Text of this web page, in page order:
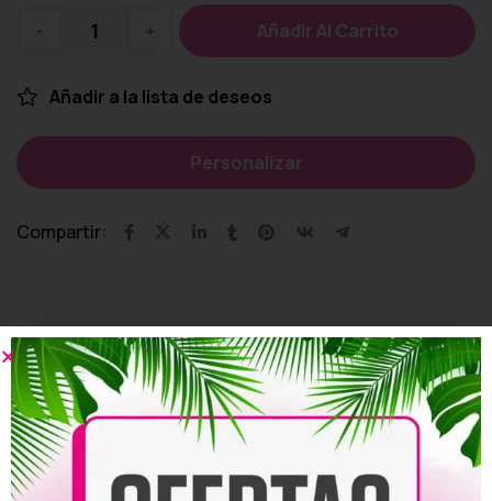
- + Añadir Al Carrito
Añadir a la lista de deseos
Personalizar
Compartir:
Productos relacionados